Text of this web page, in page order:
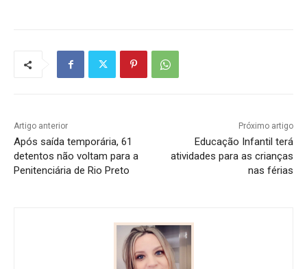
Artigo anterior
Após saída temporária, 61
detentos não voltam para a
Penitenciária de Rio Preto
Próximo artigo
Educação Infantil terá
atividades para as crianças
nas férias